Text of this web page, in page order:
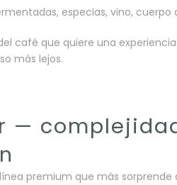
especias, vino,
café que quiere una
más lejos.
—
premium que más